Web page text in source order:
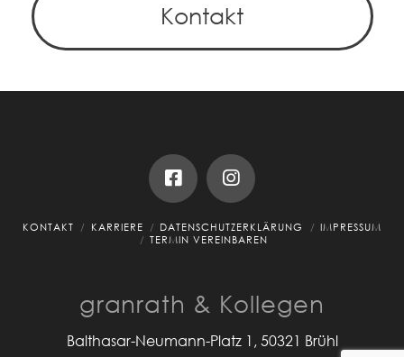
Kontakt
KONTAKT KARRIERE DATENSCHUTZERKLÄRUNG
IMPRESSUM
TERMIN VEREINBAREN
granrath & Kollegen
Balthasar-Neumann-Platz 1, 50321 Brühl